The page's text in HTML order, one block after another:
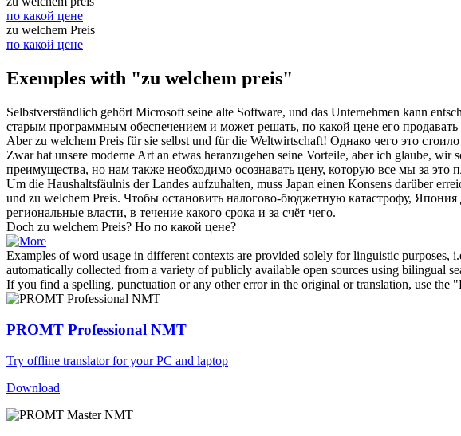
по какой цене
zu welchem Preis
по какой цене
Exemples with "zu welchem preis"
Selbstverständlich gehört Microsoft seine alte Software, und das Unternehmen kann
старым программным обеспечением и может решать, по какой цене его
Aberzu welchem Preis für sie selbst und für die Weltwirtschaft! Однако чего это
Zwar hat unsere moderne Art an etwas heranzugehen seine Vorteile, aber ich glaube, wir
преимущества, но нам также необходимо осознавать цену, которую все мы за это
Um die Haushaltsfäulnis der Landes aufzuhalten, muss Japan einen Konsens darüber
und zu welchem Preis. Чтобы остановить налогово-бюджетную катастрофу,
региональные власти, в течение какого срока и за счёт чего.
Doch zu welchem Preis? Но по какой цене?
Examples of word usage in different contexts are provided solely for linguistic purposes,
automatically collected from a variety of publicly available open sources using bilingual
If you find a spelling, punctuation or any other error in the original or translation, use the
PROMT Professional NMT
Try offline translator for your PC and laptop
Download